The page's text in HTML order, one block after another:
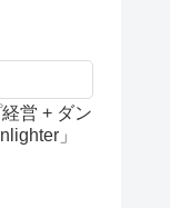
営 + ダン
」